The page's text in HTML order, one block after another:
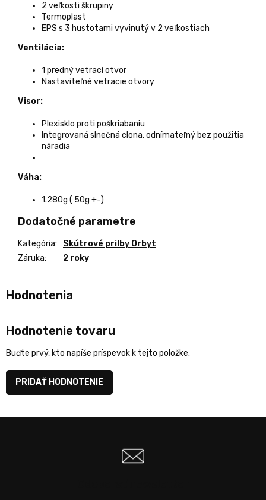
2 veľkosti škrupiny
Termoplast
EPS s 3 hustotami vyvinutý v 2 veľkostiach
Ventilácia:
1 predný vetrací otvor
Nastaviteľné vetracie otvory
Visor:
Plexisklo proti poškriabaniu
Integrovaná slnečná clona, odnímateľný bez použitia
náradia
Váha:
1.280g ( 50g +-)
Dodatočné parametre
Kategória:
Skútrové prilby Orbyt
Záruka: 2 roky
Hodnotenie tovaru
Buďte prvý, kto napíše príspevok k tejto položke.
PRIDAŤ HODNOTENIE